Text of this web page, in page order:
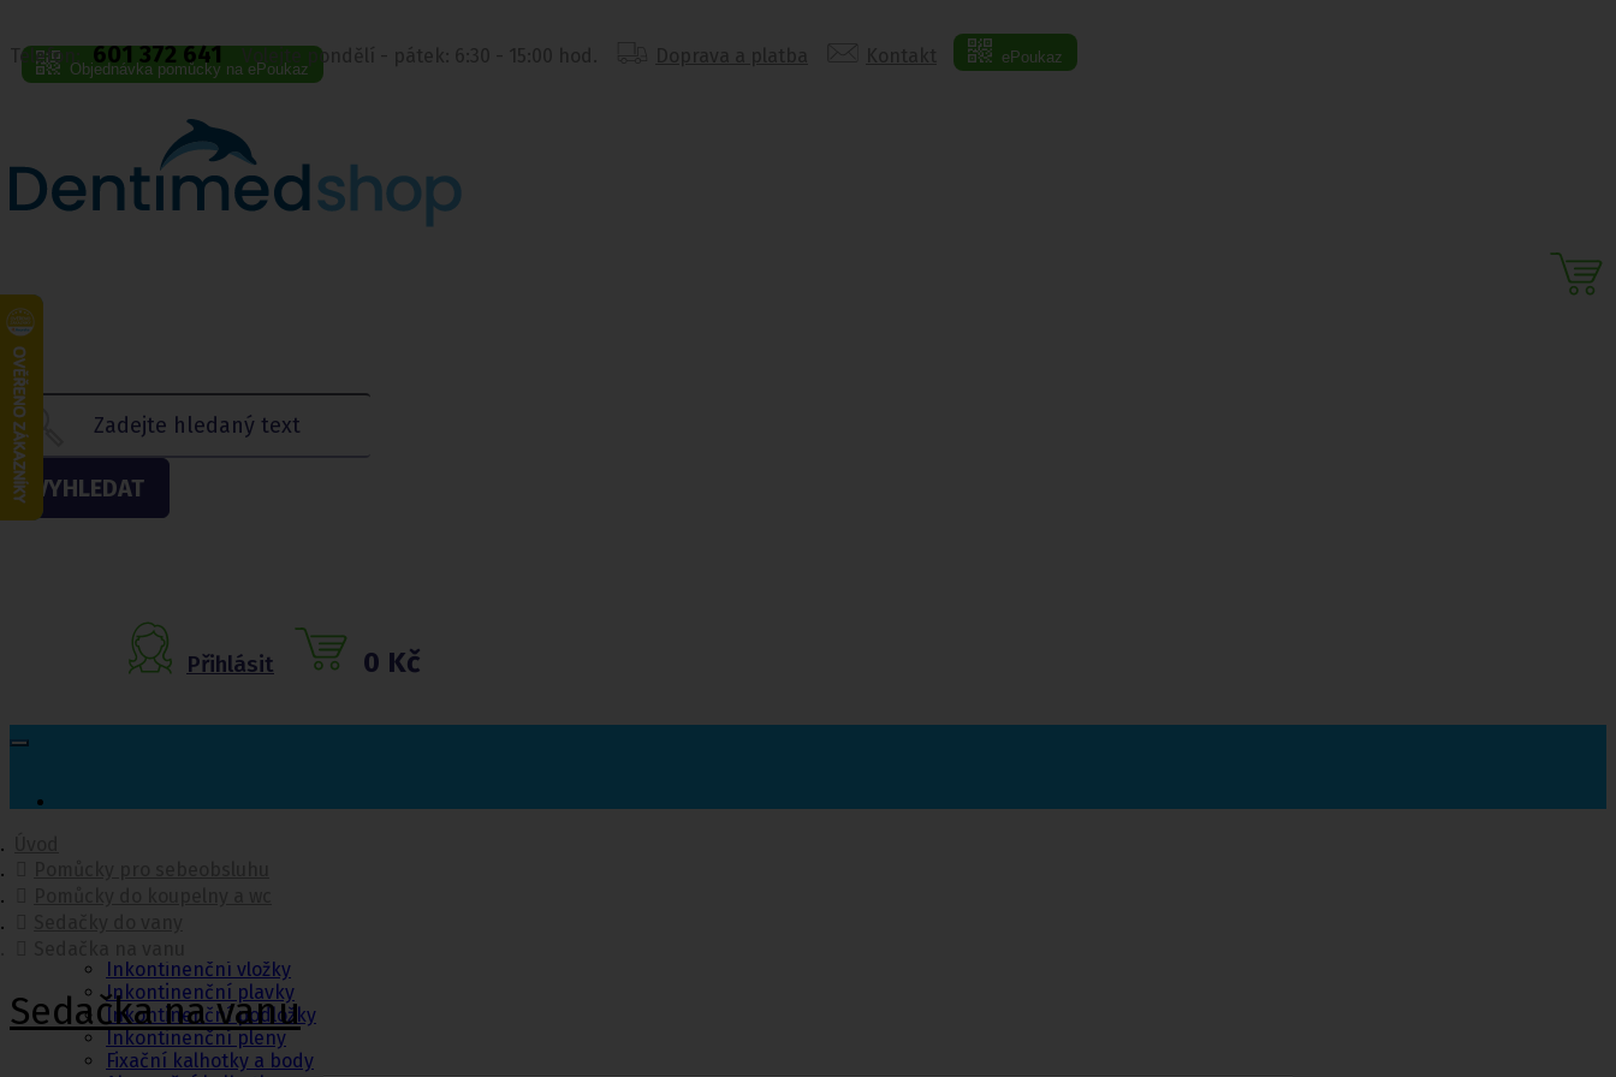
Telefon: 601 372 641 Volejte pondělí - pátek: 6:30 - 15:00 hod. ePoukaz
Objednávka pomůcky na ePoukaz
VYHLEDAT
Přihlásit 0 Kč
Inkontinenční vložky
Inkontinenční plavky
Inkontinenční podložky
Inkontinenční pleny
Fixační kalhotky a body
Sedačka na vanu